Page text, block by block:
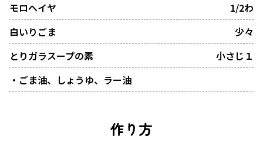
モロヘイヤ
1/2わ
白いりごま
少々
とりガラスープの素
小さじ１
・ごま油、しょうゆ、ラー油
作り方